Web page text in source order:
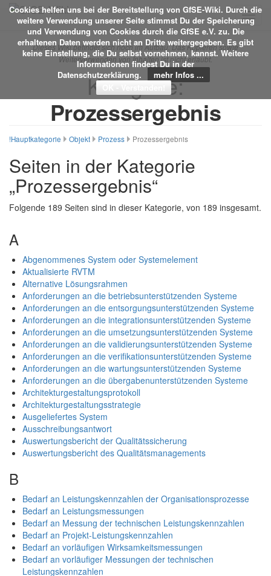
Dieses Wiki befindet sich noch im Aufbau. Das Kopieren sowie
Weiterverwenden von Inhalten ist nicht erlaubt.
Cookies helfen uns bei der Bereitstellung von GfSE-Wiki. Durch die
weitere Verwendung unserer Seite stimmst Du der Speicherung
und Verwendung von Cookies durch die GfSE e.V. zu. Die
erhaltenen Daten werden nicht an Dritte weitergegeben. Es gibt
keine Einstellung, die Du selbst vornehmen, kannst. Weitere
Informationen findest Du in der
Datenschutzerklärung.
mehr Infos ...
Kategorie:
Prozessergebnis
!Hauptkategorie Objekt Prozess Prozessergebnis
Seiten in der Kategorie
„Prozessergebnis“
Folgende 189 Seiten sind in dieser Kategorie, von 189 insgesamt.
A
Abgenommenes System oder Systemelement
Aktualisierte RVTM
Alternative Lösungsrahmen
Anforderungen an die betriebsunterstützenden Systeme
Anforderungen an die entsorgungsunterstützenden Systeme
Anforderungen an die integrationsunterstützenden Systeme
Anforderungen an die umsetzungsunterstützenden Systeme
Anforderungen an die validierungsunterstützenden Systeme
Anforderungen an die verifikationsunterstützenden Systeme
Anforderungen an die wartungsunterstützenden Systeme
Anforderungen an die übergabenunterstützenden Systeme
Architekturgestaltungsprotokoll
Architekturgestaltungsstrategie
Ausgeliefertes System
Ausschreibungsantwort
Auswertungsbericht der Qualitätssicherung
Auswertungsbericht des Qualitätsmanagements
B
Bedarf an Leistungskennzahlen der Organisationsprozesse
Bedarf an Leistungsmessungen
Bedarf an Messung der technischen Leistungskennzahlen
Bedarf an Projekt-Leistungskennzahlen
Bedarf an vorläufigen Wirksamkeitsmessungen
Bedarf an vorläufiger Messungen der technischen
Leistungskennzahlen